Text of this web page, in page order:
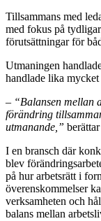
Tillsammans med
med fokus på
förutsättningar för
Utmaningen
handlade lika
– “Balansen mellan
förändring
utmanande,”
I en bransch där
blev
på hur arbetsrätt i
överenskommelser
verksamheten och
balans mellan